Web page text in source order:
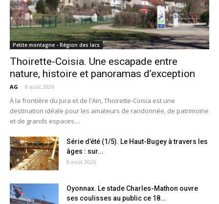
Petite montagne - Région des lacs
Thoirette-Coisia. Une escapade entre
nature, histoire et panoramas d’exception
AG - 8 août 2026
À la frontière du Jura et de l'Ain, Thoirette-Coisia est une
destination idéale pour les amateurs de randonnée, de patrimoine
et de grands espaces....
Série d’été (1/5). Le Haut-Bugey à travers les
âges : sur...
8 août 2026
Oyonnax. Le stade Charles-Mathon ouvre
ses coulisses au public ce 18...